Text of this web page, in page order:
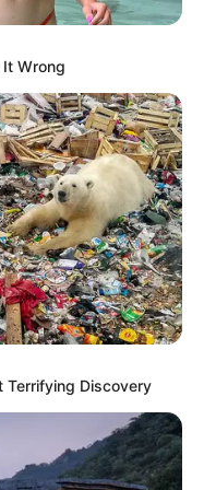
Wrong
Terrifying Discovery